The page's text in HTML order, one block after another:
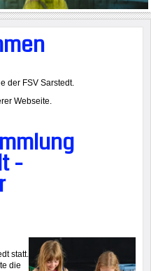
der FSV Sarstedt.
Webseite.
-
statt.
die